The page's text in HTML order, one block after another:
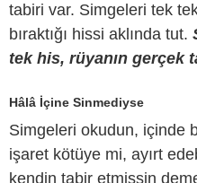
tabiri var. Simgeleri tek
bıraktığı hissi aklında tut.
tek his, rüyanın gerçek
Hâlâ İçine Sinmediyse
Simgeleri okudun, içinde
işaret kötüye mi, ayırt
kendin tabir etmişsin